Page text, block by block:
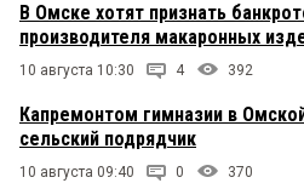
В Омске хотят признать
производителя макаронных
10 августа 10:30 4 392
Капремонтом гимназии в
сельский подрядчик
10 августа 09:40 0 370